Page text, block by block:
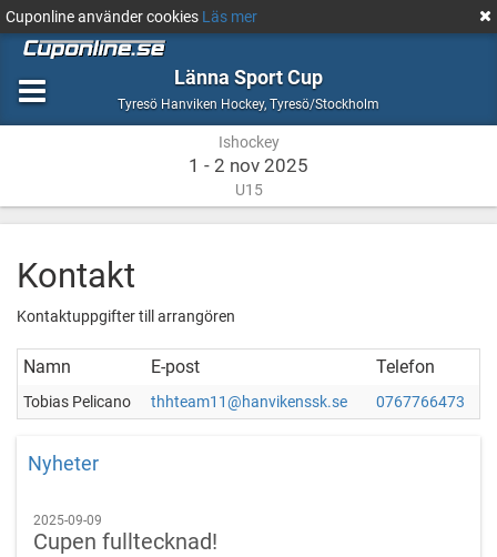
Cuponline använder cookies Läs mer
Länna Sport Cup
Tyresö Hanviken Hockey, Ishockey
Tyresö/StockholmTyresö/Stockholm
Ishockey
1 - 2 nov 2025
U15
Kontakt
Kontaktuppgifter till arrangören
Namn E-post Telefon
Tobias Pelicano thhteam11@hanvikenssk.se 0767766473
Nyheter
2025-09-09
Cupen fulltecknad!